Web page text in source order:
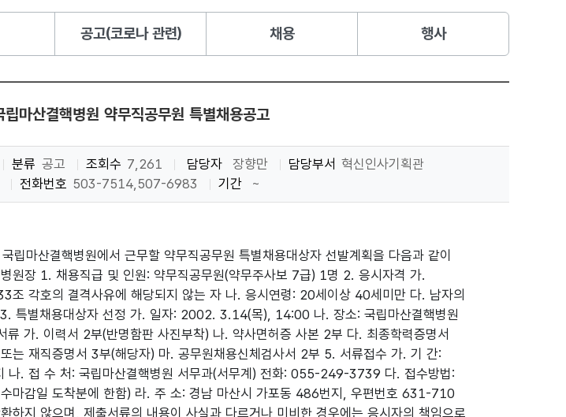
공고(코로나 관련) 채용 행사
립마산결핵병원 약무직공무원 특별채용공고
분류 공고 조회수 7,261 담당자 장향만 담당부서 혁신인사기획관
전화번호 503-7514,507-6983 기간 ~
마산결핵병원에서 근무할 약무직공무원 특별채용대상자 선발계획을 다음과 같이
원장 1. 채용직급 및 인원: 약무직공무원(약무주사보 7급) 1명 2. 응시자격 가.
조 각호의 결격사유에 해당되지 않는 자 나. 응시연령: 20세이상 40세미만 다. 남자의
특별채용대상자 선정 가. 일자: 2002. 3.14(목), 14:00 나. 장소: 국립마산결핵병원
가. 이력서 2부(반명함판 사진부착) 나. 약사면허증 사본 2부 다. 최종학력증명서
는 재직증명서 3부(해당자) 마. 공무원채용신체검사서 2부 5. 서류접수 가. 기 간:
. 접 수 처: 국립마산결핵병원 서무과(서무계) 전화: 055-249-3739 다. 접수방법:
마감일 도착분에 한함) 라. 주 소: 경남 마산시 가포동 486번지, 우편번호 631-710
하지 않으며, 제출서류의 내용이 사실과 다르거나 미비한 경우에는 응시자의 책임으로